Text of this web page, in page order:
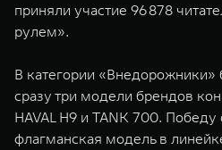
приняли участие 96 878
рулем».
В категории
сразу три модели брендов
HAVAL H9 и TANK 700.
флагманская модель в